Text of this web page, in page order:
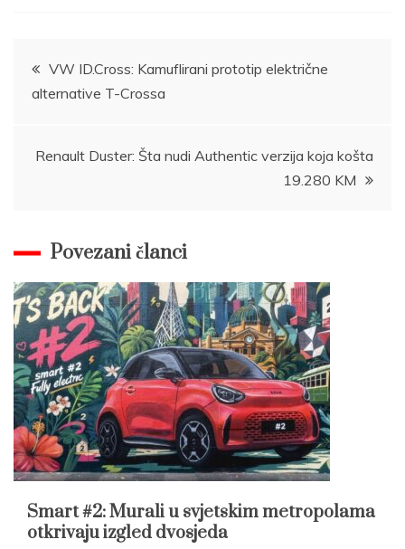
Post
navigation
VW ID.Cross: Kamuflirani prototip električne
alternative T-Crossa
Renault Duster: Šta nudi Authentic verzija koja košta
19.280 KM
Povezani članci
Smart #2: Murali u svjetskim metropolama
otkrivaju izgled dvosjeda